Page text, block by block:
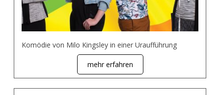
Komödie von Milo Kingsley in einer Uraufführung
mehr erfahren